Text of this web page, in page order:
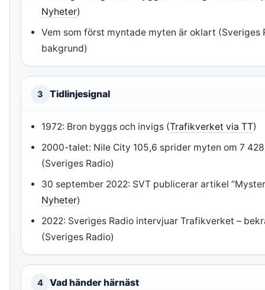
Nyheter)
Vem som först myntade myten är oklart (Sveriges
bakgrund)
3 Tidlinjesignal
1972: Bron byggs och invigs (Trafikverket via TT)
2000-talet: Nile City 105,6 sprider myten om 7
(Sveriges Radio)
30 september 2022: SVT publicerar artikel
Nyheter)
2022: Sveriges Radio intervjuar Trafikverket –
(Sveriges Radio)
4 Vad händer härnäst